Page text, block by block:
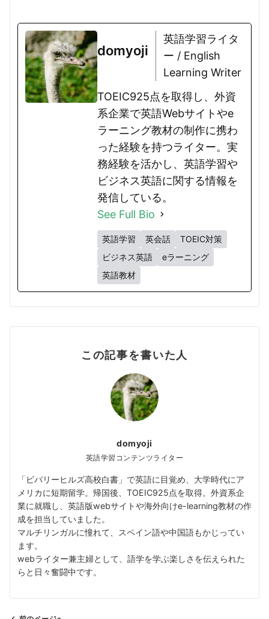
domyoji
英語学習ライタ
ー / English
Learning Writer
TOEIC925点を取得し、外資
系企業で英語Webサイトやe
ラーニング教材の制作に携わ
った経験を持つライター。実
務経験を活かし、英語学習や
ビジネス英語に関する情報を
発信している。
See Full Bio
英語学習 英会話
TOEIC対策
ビジネス英語
eラーニング
英語教材
この記事を書いた人
domyoji
英語学習コンテンツライター
「ビバリーヒルズ高校白書」で英語に目覚め、大学時代にア
メリカに短期留学。帰国後、TOEIC925点を取得。外資系企
業に就職し、英語版webサイトや海外向けe-learning教材の作
成を担当していました。
マルチリンガルに憧れて、スペイン語や中国語もかじってい
ます。
webライター兼主婦として、語学を学ぶ楽しさを伝えられた
らと日々奮闘中です。